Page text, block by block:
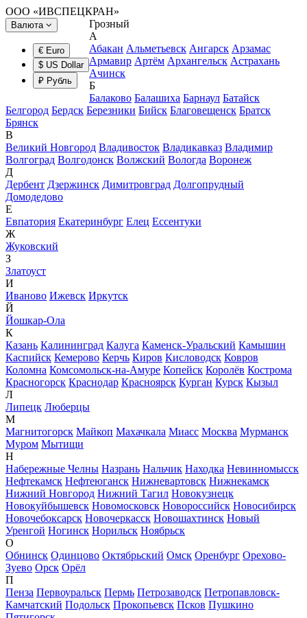
ООО «ИВСПЕЦКРАН»
Валюта
€ Euro
$ US Dollar
₽ Рубль
Грозный
А
Абакан Альметьевск Ангарск Арзамас
Армавир Артём Архангельск Астрахань
Ачинск
Б
Балаково Балашиха Барнаул Батайск
Белгород Бердск Березники Бийск Благовещенск Братск
Брянск
В
Великий Новгород Владивосток Владикавказ Владимир
Волгоград Волгодонск Волжский Вологда Воронеж
Д
Дербент Дзержинск Димитровград Долгопрудный
Домодедово
Е
Евпатория Екатеринбург Елец Ессентуки
Ж
Жуковский
З
Златоуст
И
Иваново Ижевск Иркутск
Й
Йошкар-Ола
К
Казань Калининград Калуга Каменск-Уральский Камышин
Каспийск Кемерово Керчь Киров Кисловодск Ковров
Коломна Комсомольск-на-Амуре Копейск Королёв Кострома
Красногорск Краснодар Красноярск Курган Курск Кызыл
Л
Липецк Люберцы
М
Магнитогорск Майкоп Махачкала Миасс Москва Мурманск
Муром Мытищи
Н
Набережные Челны Назрань Нальчик Находка Невинномысск
Нефтекамск Нефтеюганск Нижневартовск Нижнекамск
Нижний Новгород Нижний Тагил Новокузнецк
Новокуйбышевск Новомосковск Новороссийск Новосибирск
Новочебоксарск Новочеркасск Новошахтинск Новый
Уренгой Ногинск Норильск Ноябрьск
О
Обнинск Одинцово Октябрьский Омск Оренбург Орехово-
Зуево Орск Орёл
П
Пенза Первоуральск Пермь Петрозаводск Петропавловск-
Камчатский Подольск Прокопьевск Псков Пушкино